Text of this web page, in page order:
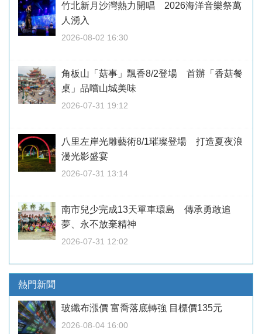
竹北新月沙灣熱力開唱 2026海洋音樂祭萬
人湧入
2026-08-02 16:30
角板山「菇事」飄香8/2登場 首辦「香菇餐
桌」品嚐山城美味
2026-07-31 19:12
八里左岸光雕藝術8/1璀璨登場 打造夏夜浪
漫光影盛宴
2026-07-31 13:14
南市兒少完成13天單車環島 傳承勇敢追
夢、永不放棄精神
2026-07-31 12:02
熱門新聞
玻纖布漲價 富喬落底轉強 目標價135元
2026-08-04 16:00